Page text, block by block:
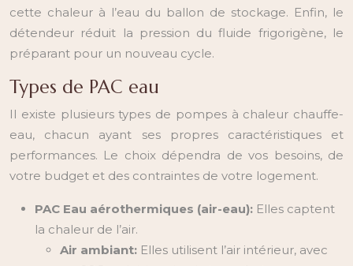
cette chaleur à l’eau du ballon de stockage. Enfin, le
détendeur réduit la pression du fluide frigorigène, le
préparant pour un nouveau cycle.
Types de PAC eau
Il existe plusieurs types de pompes à chaleur chauffe-
eau, chacun ayant ses propres caractéristiques et
performances. Le choix dépendra de vos besoins, de
votre budget et des contraintes de votre logement.
PAC Eau aérothermiques (air-eau): Elles captent
la chaleur de l’air.
Air ambiant: Elles utilisent l’air intérieur, avec